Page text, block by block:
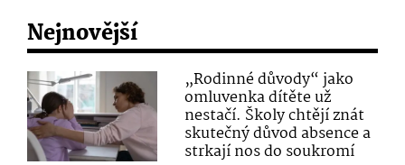
Nejnovější
„Rodinné důvody“ jako
omluvenka dítěte už
nestačí. Školy chtějí znát
skutečný důvod absence a
strkají nos do soukromí